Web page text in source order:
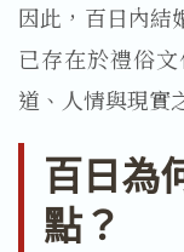
因此，百日內結
已存在於禮俗
道、人情與現實
百日為
點？